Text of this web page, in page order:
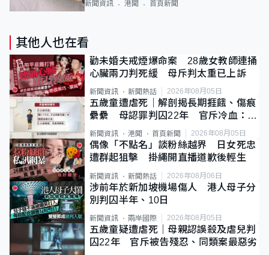
新聞資訊 港聞 首頁新聞
其他人也在看
勸未婚夫戒煙爆命案 28歲女教師連捅
心臟兩刀判死緩 母斥判太重已上訴
新聞資訊 新聞熱話 2026年08月05日
五歲童遭虐死｜解剖揭長期捱餓、傷痕
纍纍 母認罪判囚22年 官斥冷血：同
類案最惡劣
新聞資訊 港聞 首頁新聞 2026年08月05日
偶像「不點名」談粉絲越界 日女死忠
遭群起狙擊 掛繩開直播道歉後輕生
新聞資訊 新聞熱話 2026年08月06日
涉前年於新加坡機場傷人 港人母子分
別判囚半年、10日
新聞資訊 兩岸國際 2026年08月05日
五歲童疑遭虐死｜母親認誤殺及虐兒判
囚22年 官斥被告殘忍、同類案最惡劣